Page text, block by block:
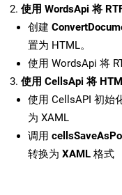
使用 WordsApi 将
创建
置为 HTML。
使用 WordsApi 将
使用 CellsApi 将
使用 CellsAPI 初始
为 XAML
调用
转换为 XAML 格式